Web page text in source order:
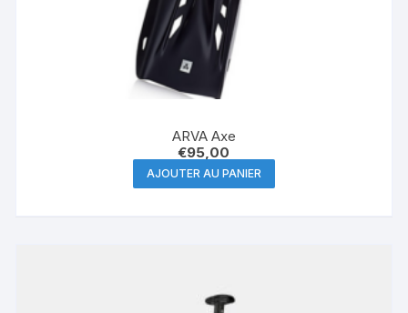
ARVA Axe
€95,00
AJOUTER AU PANIER